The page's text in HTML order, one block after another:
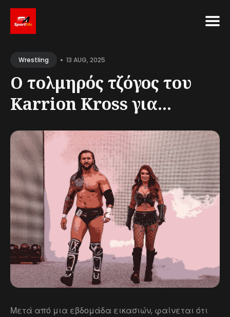
forWrestling • 13 AUG, 2025
Ο τολμηρός τζόγος του
Karrion Kross για...
Μετά από μια εβδομάδα εικασιών, φαίνεται ότι